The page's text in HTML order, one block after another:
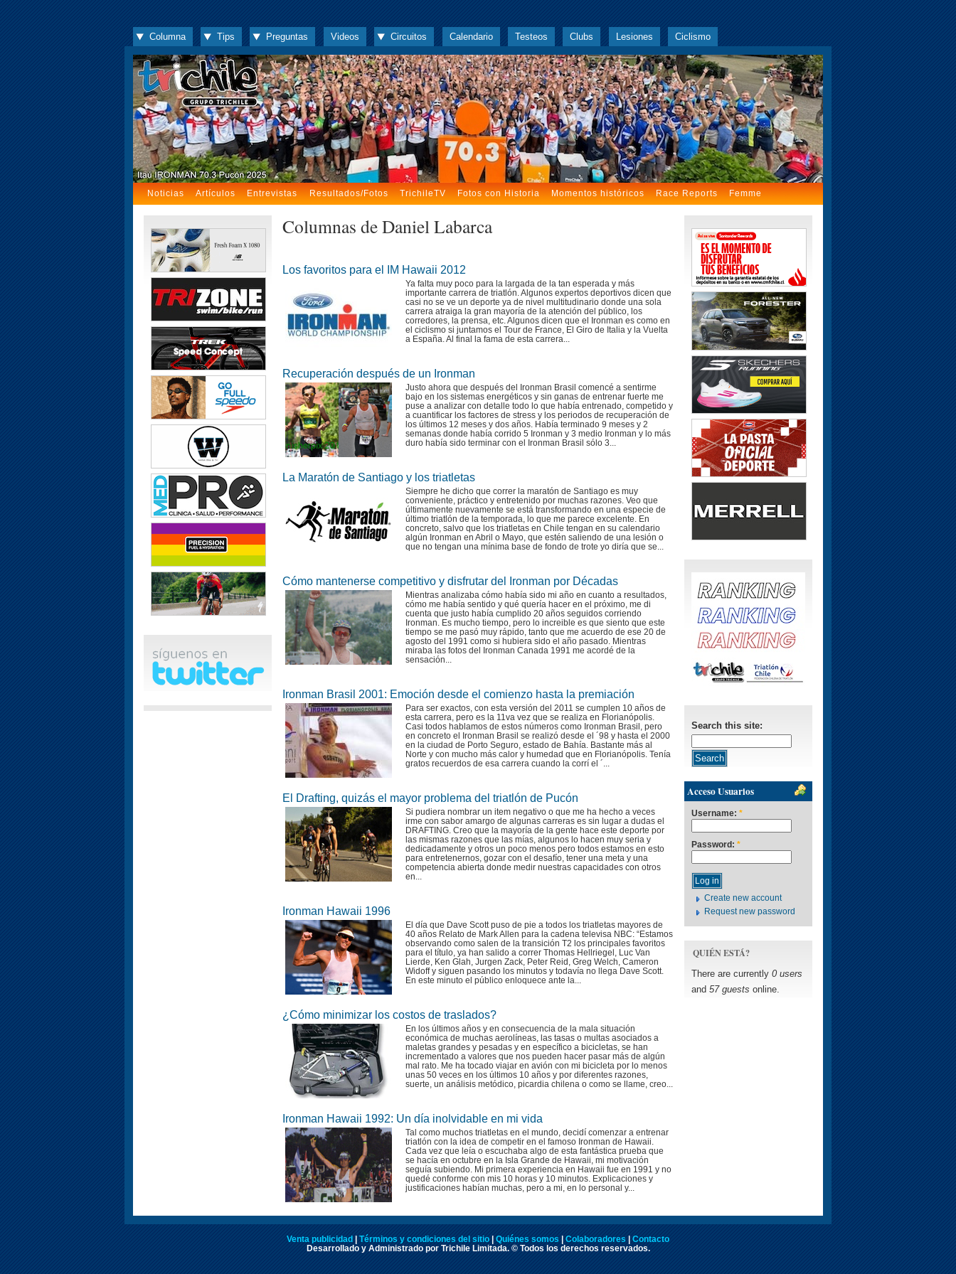
Columna Tips Preguntas Videos Circuitos Calendario Testeos Clubs Lesiones Ciclismo
Noticias Artículos Entrevistas Resultados/Fotos TrichileTV Fotos con Historia Momentos históricos Race Reports Femme
Columnas de Daniel Labarca
Los favoritos para el IM Hawaii 2012
Ya falta muy poco para la largada de la tan esperada y más
importante carrera de triatlón. Algunos expertos deportivos dicen que
casi no se ve un deporte ya de nivel multitudinario donde una sola
carrera atraiga la gran mayoría de la atención del público, los
corredores, la prensa, etc. Algunos dicen que el Ironman es como en
el ciclismo si juntamos el Tour de France, El Giro de Italia y la Vuelta
a España. Al final la fama de esta carrera...
Recuperación después de un Ironman
Justo ahora que después del Ironman Brasil comencé a sentirme
bajo en los sistemas energéticos y sin ganas de entrenar fuerte me
puse a analizar con detalle todo lo que había entrenado, competido y
a cuantificar los factores de stress y los periodos de recuperación de
los últimos 12 meses y dos años. Había terminado 9 meses y 2
semanas donde había corrido 5 Ironman y 3 medio Ironman y lo más
duro había sido terminar con el Ironman Brasil sólo 3...
La Maratón de Santiago y los triatletas
Siempre he dicho que correr la maratón de Santiago es muy
conveniente, práctico y entretenido por muchas razones. Veo que
últimamente nuevamente se está transformando en una especie de
último triatlón de la temporada, lo que me parece excelente. En
concreto, salvo que los triatletas en Chile tengan en su calendario
algún Ironman en Abril o Mayo, que estén saliendo de una lesión o
que no tengan una mínima base de fondo de trote yo diría que se...
Cómo mantenerse competitivo y disfrutar del Ironman por Décadas
Mientras analizaba cómo había sido mi año en cuanto a resultados,
cómo me había sentido y qué quería hacer en el próximo, me di
cuenta que justo había cumplido 20 años seguidos corriendo
Ironman. Es mucho tiempo, pero lo increible es que siento que este
tiempo se me pasó muy rápido, tanto que me acuerdo de ese 20 de
agosto del 1991 como si hubiera sido el año pasado. Mientras
miraba las fotos del Ironman Canada 1991 me acordé de la
sensación...
Ironman Brasil 2001: Emoción desde el comienzo hasta la premiación
Para ser exactos, con esta versión del 2011 se cumplen 10 años de
esta carrera, pero es la 11va vez que se realiza en Florianópolis.
Casi todos hablamos de estos números como Ironman Brasil, pero
en concreto el Ironman Brasil se realizó desde el ´98 y hasta el 2000
en la ciudad de Porto Seguro, estado de Bahía. Bastante más al
Norte y con mucho más calor y humedad que en Florianópolis. Tenía
gratos recuerdos de esa carrera cuando la corrí el ´...
El Drafting, quizás el mayor problema del triatlón de Pucón
Si pudiera nombrar un item negativo o que me ha hecho a veces
irme con sabor amargo de algunas carreras es sin lugar a dudas el
DRAFTING. Creo que la mayoría de la gente hace este deporte por
las mismas razones que las mías, algunos lo hacen muy seria y
dedicadamente y otros un poco menos pero todos estamos en esto
para entretenernos, gozar con el desafío, tener una meta y una
competencia abierta donde medir nuestras capacidades con otros
en...
Ironman Hawaii 1996
El día que Dave Scott puso de pie a todos los triatletas mayores de
40 años Relato de Mark Allen para la cadena televisa NBC: “Estamos
observando como salen de la transición T2 los principales favoritos
para el título, ya han salido a correr Thomas Hellriegel, Luc Van
Lierde, Ken Glah, Jurgen Zack, Peter Reid, Greg Welch, Cameron
Widoff y siguen pasando los minutos y todavía no llega Dave Scott.
En este minuto el público enloquece ante la...
¿Cómo minimizar los costos de traslados?
En los últimos años y en consecuencia de la mala situación
económica de muchas aerolíneas, las tasas o multas asociados a
maletas grandes y pesadas y en específico a bicicletas, se han
incrementado a valores que nos pueden hacer pasar más de algún
mal rato. Me ha tocado viajar en avión con mi bicicleta por lo menos
unas 50 veces en los últimos 10 años y por diferentes razones,
suerte, un análisis metódico, picardia chilena o como se llame, creo...
Ironman Hawaii 1992: Un día inolvidable en mi vida
Tal como muchos triatletas en el mundo, decidí comenzar a entrenar
triatlón con la idea de competir en el famoso Ironman de Hawaii.
Cada vez que leía o escuchaba algo de esta fantástica prueba que
se hacía en octubre en la Isla Grande de Hawaii, mi motivación
seguía subiendo. Mi primera experiencia en Hawaii fue en 1991 y no
quedé conforme con mis 10 horas y 10 minutos. Explicaciones y
justificaciones habían muchas, pero a mi, en lo personal y...
Search this site:
Acceso Usuarios
Username: *
Password: *
Create new account
Request new password
QUIÉN ESTÁ?
There are currently 0 users
and 57 guests online.
Venta publicidad Términos y condiciones del sitio Quiénes somos Colaboradores
Contacto
Desarrollado y Administrado por Trichile Limitada. © Todos los derechos reservados.